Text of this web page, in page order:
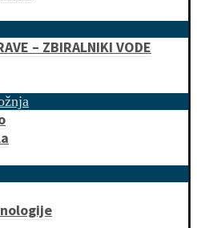
– ZBIRALNIKI VODE